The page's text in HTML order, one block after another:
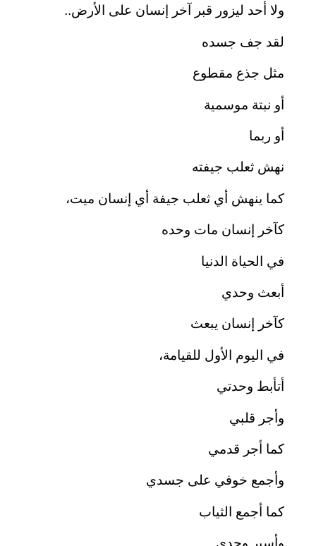
ولا أحد ليزور قبر آخر إنسان على الأرض..
لقد جف جسده
مثل جذع مقطوع
أو نبتة موسمية
أو ربما
نهش ثعلب جيفته
كما ينهش أي ثعلب جيفة أي إنسان ميت،
كآخر إنسان مات وحده
في الحياة الدنيا
أبعث وحدي
كآخر إنسان يبعث
في اليوم الأول للقيامة،
أتأبط وحدتي
وأجر قلبي
كما أجر قدمي
وأجمع خوفي على جسدي
كما أجمع الثياب
وأسير وحدي